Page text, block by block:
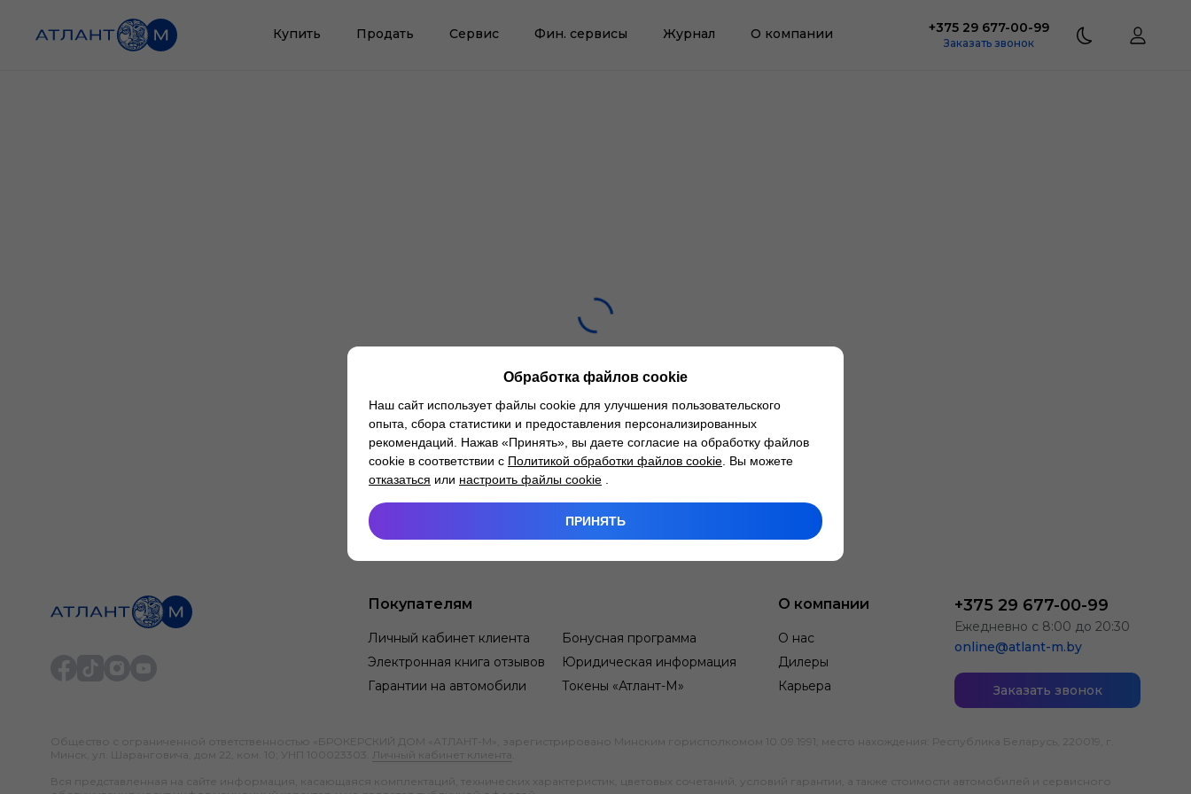
Купить Продать Сервис Фин. сервисы Журнал О компании +375 29 677-00-99
Заказать звонок
Покупателям
Личный кабинет клиента
Бонусная программа
Электронная книга отзывов
Юридическая информация
Гарантии на автомобили
Токены «Атлант-М»
О компании
О нас
Дилеры
Карьера
+375 29 677-00-99
Ежедневно с 8:00 до 20:30
online@atlant-m.by
Заказать звонок
Общество с ограниченной ответственностью «БРОКЕРСКИЙ ДОМ «АТЛАНТ-М», зарегистрировано Минским горисполкомом 10.09.1991; место нахождения: Республика Беларусь, 220019, г.
Минск, ул. Шаранговича, дом 22, ком. 10; УНП 100023303.
Личный кабинет клиента
Вся представленная на сайте информация, касающаяся комплектаций, технических характеристик, цветовых сочетаний, условий гарантии, а также стоимости автомобилей и сервисного
Обработка файлов cookie
Наш сайт использует файлы cookie для улучшения пользовательского
опыта, сбора статистики и предоставления персонализированных
рекомендаций. Нажав «Принять», вы даете согласие на обработку файлов
cookie в соответствии с Политикой обработки файлов cookie . Вы можете
отказаться или настроить файлы cookie
ПРИНЯТЬ